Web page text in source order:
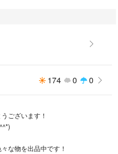
174 0 0
ございます！
な物を出品中です！